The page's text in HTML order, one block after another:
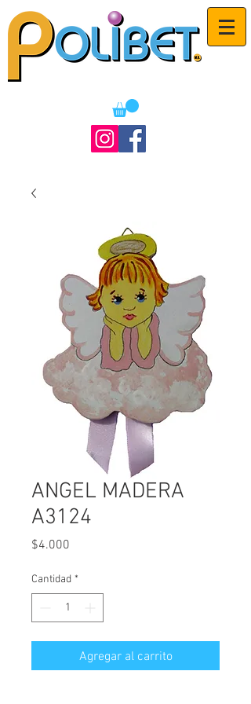
ANGEL MADERA
A3124
$4.000
Cantidad *
Agregar al carrito